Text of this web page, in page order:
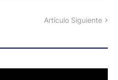
Artículo Siguiente